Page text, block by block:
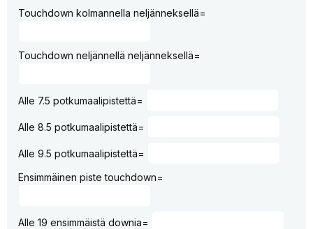
Touchdown kolmannella neljänneksellä=
Touchdown neljännellä neljänneksellä=
Alle 7.5 potkumaalipistettä=
Alle 8.5 potkumaalipistettä=
Alle 9.5 potkumaalipistettä=
Ensimmäinen piste touchdown=
Alle 19 ensimmäistä downia=